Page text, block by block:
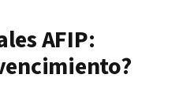
AFIP: